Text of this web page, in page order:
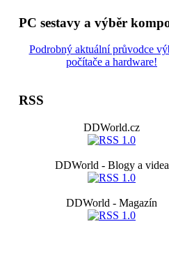
PC sestavy a výběr
Podrobný aktuální průvodce
počítače a hardware!
RSS
DDWorld.cz
DDWorld - Blogy a videa
DDWorld - Magazín